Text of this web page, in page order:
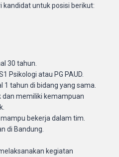
kandidat untuk posisi berikut:
30 tahun.
Psikologi atau PG PAUD.
1 tahun di bidang yang sama.
dan memiliki kemampuan
bekerja dalam tim.
di Bandung.
kegiatan